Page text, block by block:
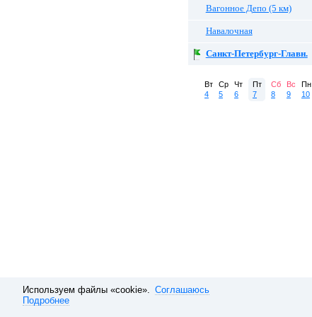
Вагонное Депо (5 км)
Навалочная
Санкт-Петербург-Главн.
Вт
4
Ср
5
Чт
6
Пт
7
Сб
8
Вс
9
Пн
10
Используем файлы «cookie». Соглашаюсь
Подробнее